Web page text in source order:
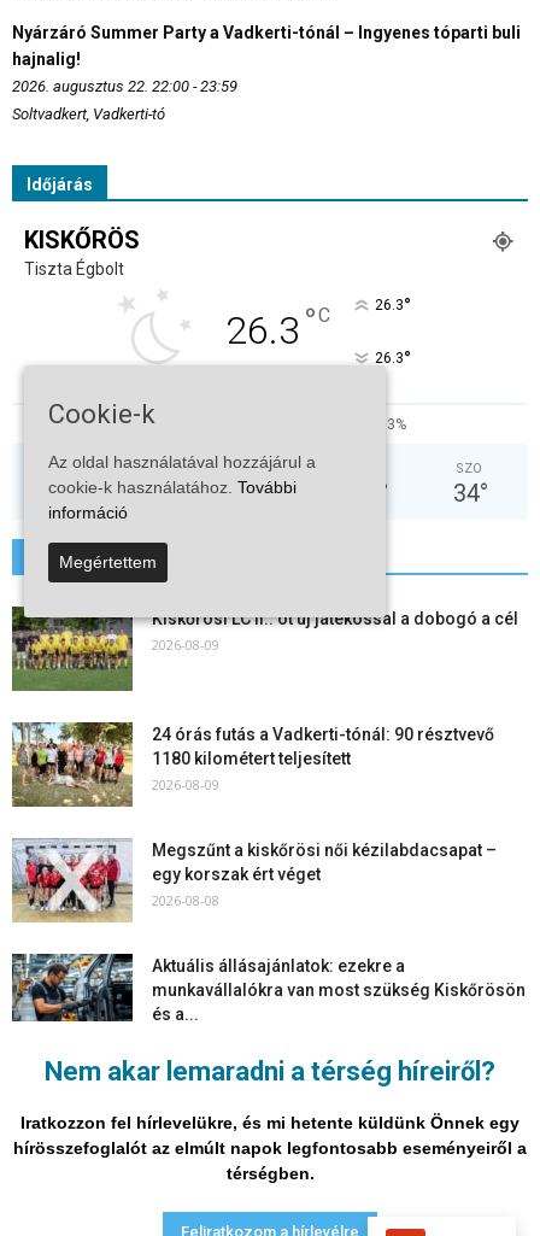
Nem akar lemaradni a térség híreiről?
Iratkozzon fel hírlevelükre, és mi hetente küldünk Önnek egy
hírösszefoglalót az elmúlt napok legfontosabb eseményeiről a
térségben.
Feliratkozom a hírlevélre
Nyárzáró Summer Party a Vadkerti-tónál – Ingyenes tóparti buli
hajnalig!
2026. augusztus 22. 22:00 - 23:59
Soltvadkert, Vadkerti-tó
Időjárás
KISKŐRÖS
Tiszta Égbolt
26.3 °C 26.3°
26.3°
30% 3%
KED
36°
SZE
29°
CSÜ
30° °
SZO
34°
További hírek
Kiskőrösi LC II.: öt új játékossal a dobogó a cél
2026-08-09
24 órás futás a Vadkerti-tónál: 90 résztvevő
1180 kilométert teljesített
2026-08-09
Megszűnt a kiskőrösi női kézilabdacsapat –
egy korszak ért véget
2026-08-08
Aktuális állásajánlatok: ezekre a
munkavállalókra van most szükség Kiskőrösön
és a...
Vitézy Dávid: már ősszel újraindulhat a
személyszállítás a Budapest–Belgrád
vasútvonalon
Adatvédelmi nyilatkozat Médiaajánlat Impresszum
Cookie-k
Az oldal használatával hozzájárul a
cookie-k használatához. További
információ
Megértettem